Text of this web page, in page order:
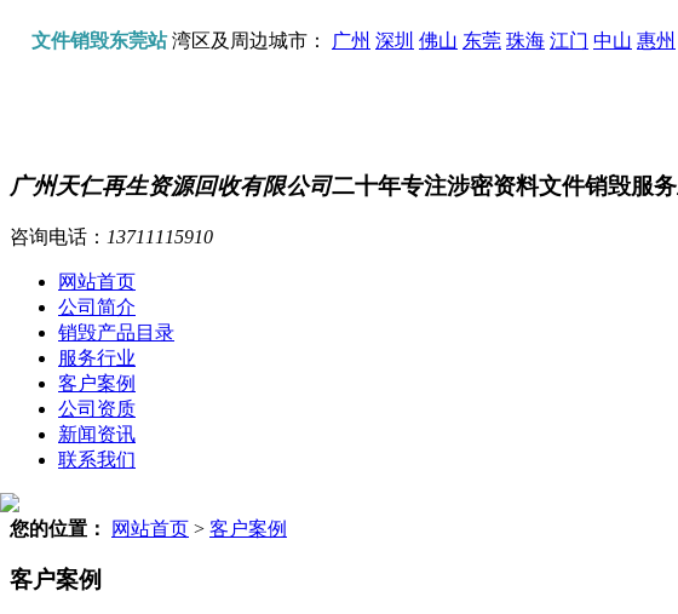
文件销毁东莞站湾区及周边城市： 广州 深圳 佛山 东莞 珠海 江门 中山 惠州
广州天仁再生资源回收有限公司二十年专注涉密资料文件销毁服务
咨询电话： 13711115910
网站首页
公司简介
销毁产品目录
服务行业
客户案例
公司资质
新闻资讯
联系我们
您的位置： 网站首页 > 客户案例
客户案例